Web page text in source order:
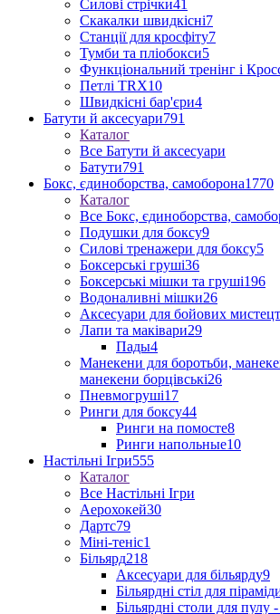
Силові стрічки41
Скакалки швидкісні7
Станції для кросфіту7
Тумби та пліобокси5
Функціональний тренінг і
Петлі TRX10
Швидкісні бар'єри4
Батути й аксесуари791
Каталог
Все Батути й аксесуари
Батути791
Бокс, єдиноборства, самоборона1770
Каталог
Все Бокс, єдиноборства,
Подушки для боксу9
Силові тренажери для боксу5
Боксерські груші36
Боксерські мішки та груші196
Водоналивні мішки26
Аксесуари для бойових
Лапи та маківари29
Пады4
Манекени для боротьби,
манекени борцівські26
Пневмогруші17
Ринги для боксу44
Ринги на помосте8
Ринги напольные10
Настільні Ігри555
Каталог
Все Настільні Ігри
Аерохокей30
Дартс79
Міні-теніс1
Більярд218
Аксесуари для більярду9
Більярдні стіл для
Більярдні столи для пулу